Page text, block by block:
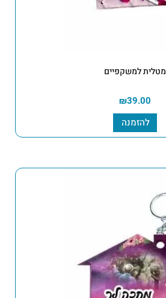
מטלית למשקפיים
₪39.00
להזמנה